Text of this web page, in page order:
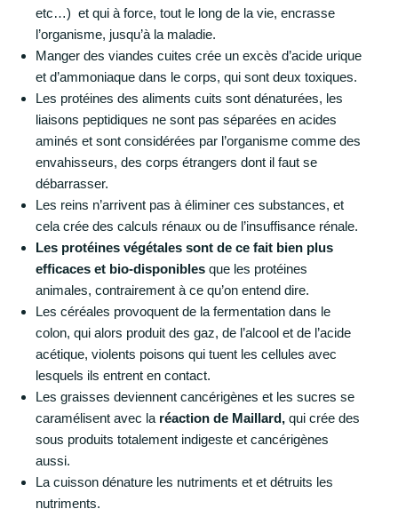
etc…) et qui à force, tout le long de la vie, encrasse
l’organisme, jusqu’à la maladie.
Manger des viandes cuites crée un excès d’acide urique
et d’ammoniaque dans le corps, qui sont deux toxiques.
Les protéines des aliments cuits sont dénaturées, les
liaisons peptidiques ne sont pas séparées en acides
aminés et sont considérées par l’organisme comme des
envahisseurs, des corps étrangers dont il faut se
débarrasser.
Les reins n’arrivent pas à éliminer ces substances, et
cela crée des calculs rénaux ou de l’insuffisance rénale.
Les protéines végétales sont de ce fait bien plus
efficaces et bio-disponibles que les protéines
animales, contrairement à ce qu’on entend dire.
Les céréales provoquent de la fermentation dans le
colon, qui alors produit des gaz, de l’alcool et de l’acide
acétique, violents poisons qui tuent les cellules avec
lesquels ils entrent en contact.
Les graisses deviennent cancérigènes et les sucres se
caramélisent avec la réaction de Maillard, qui crée des
sous produits totalement indigeste et cancérigènes
aussi.
La cuisson dénature les nutriments et et détruits les
nutriments.